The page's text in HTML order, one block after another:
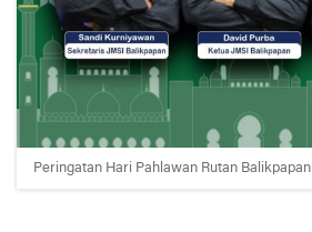
Peringatan Hari Pahlawan Rutan Balikpapan